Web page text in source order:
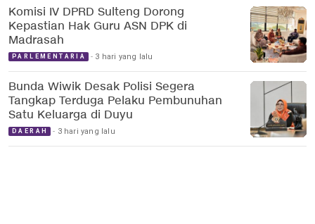
Komisi IV DPRD Sulteng Dorong
Kepastian Hak Guru ASN DPK di
Madrasah
PARLEMENTARIA 3 hari yang lalu
Bunda Wiwik Desak Polisi Segera
Tangkap Terduga Pelaku Pembunuhan
Satu Keluarga di Duyu
DAERAH 3 hari yang lalu